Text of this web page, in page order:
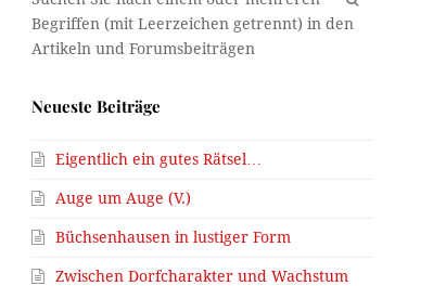
Neueste Beiträge
Eigentlich ein gutes Rätsel…
Auge um Auge (V.)
Büchsenhausen in lustiger Form
Zwischen Dorfcharakter und Wachstum